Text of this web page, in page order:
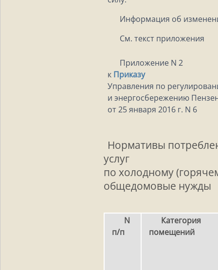
Информация об
См. текст приложения
Приложение N 2
к Приказу
Управления по
и энергосбережению
от 25 января 2016 г. N 6
Нормативы
услуг
по холодному
общедомовые нужды
N
п/п
помещений